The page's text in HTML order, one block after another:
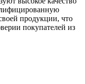
продукции, что
покупателей из